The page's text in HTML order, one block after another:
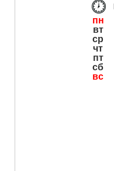
пн
вт
ср
чт
пт
сб
вс